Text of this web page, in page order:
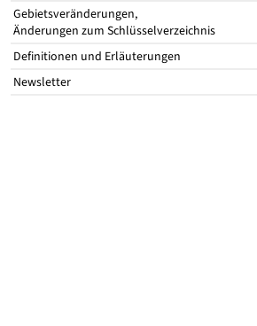
Gebietsveränderungen,
Änderungen zum Schlüsselverzeichnis
Definitionen und Erläuterungen
Newsletter